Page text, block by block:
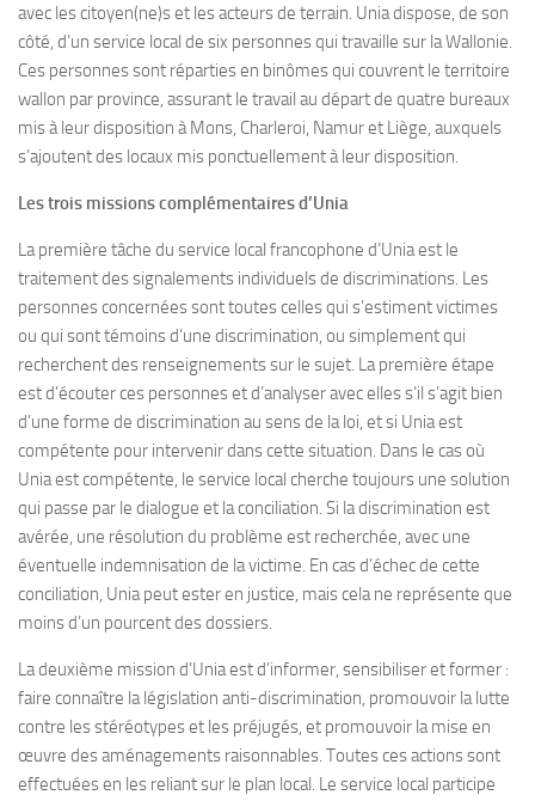
avec les citoyen(ne)s et les acteurs de terrain. Unia dispose, de son
côté, d’un service local de six personnes qui travaille sur la Wallonie.
Ces personnes sont réparties en binômes qui couvrent le territoire
wallon par province, assurant le travail au départ de quatre bureaux
mis à leur disposition à Mons, Charleroi, Namur et Liège, auxquels
s’ajoutent des locaux mis ponctuellement à leur disposition.
Les trois missions complémentaires d’Unia
La première tâche du service local francophone d’Unia est le
traitement des signalements individuels de discriminations. Les
personnes concernées sont toutes celles qui s’estiment victimes
ou qui sont témoins d’une discrimination, ou simplement qui
recherchent des renseignements sur le sujet. La première étape
est d’écouter ces personnes et d’analyser avec elles s’il s’agit bien
d’une forme de discrimination au sens de la loi, et si Unia est
compétente pour intervenir dans cette situation. Dans le cas où
Unia est compétente, le service local cherche toujours une solution
qui passe par le dialogue et la conciliation. Si la discrimination est
avérée, une résolution du problème est recherchée, avec une
éventuelle indemnisation de la victime. En cas d’échec de cette
conciliation, Unia peut ester en justice, mais cela ne représente que
moins d’un pourcent des dossiers.
La deuxième mission d’Unia est d’informer, sensibiliser et former :
faire connaître la législation anti-discrimination, promouvoir la lutte
contre les stéréotypes et les préjugés, et promouvoir la mise en
œuvre des aménagements raisonnables. Toutes ces actions sont
effectuées en les reliant sur le plan local. Le service local participe